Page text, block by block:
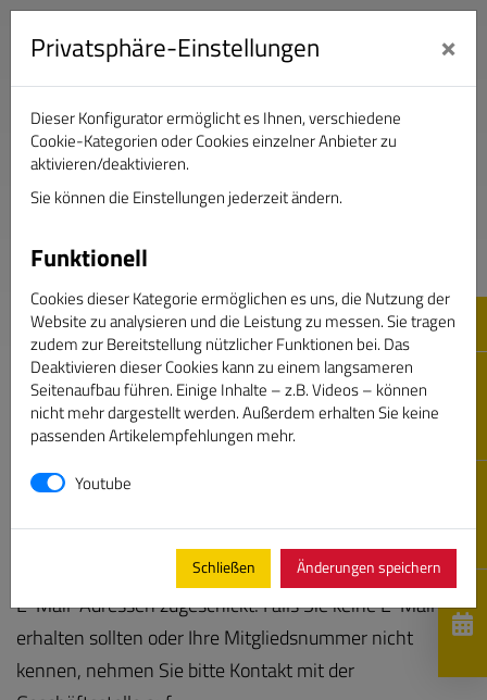
Verband Deutscher Sportjournalisten e.V.
Passwort vergessen
anschließend ein neues Kennwort an die hinterlegten
E-Mail-Adressen zugeschickt. Falls Sie keine E-Mail
erhalten sollten oder Ihre Mitgliedsnummer nicht
kennen, nehmen Sie bitte Kontakt mit der
Privatsphäre-Einstellungen ×
Dieser Konfigurator ermöglicht es Ihnen, verschiedene
Cookie-Kategorien oder Cookies einzelner Anbieter zu
aktivieren/deaktivieren.
Sie können die Einstellungen jederzeit ändern.
Funktionell
Cookies dieser Kategorie ermöglichen es uns, die Nutzung der
Website zu analysieren und die Leistung zu messen. Sie tragen
zudem zur Bereitstellung nützlicher Funktionen bei. Das
Deaktivieren dieser Cookies kann zu einem langsameren
Seitenaufbau führen. Einige Inhalte – z.B. Videos – können
nicht mehr dargestellt werden. Außerdem erhalten Sie keine
passenden Artikelempfehlungen mehr.
Youtube
Schließen Änderungen speichern